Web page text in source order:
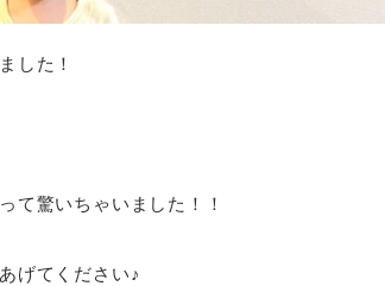
した！
て驚いちゃいました！！
げてください♪